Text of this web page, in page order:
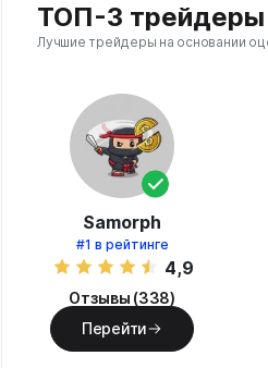
ТОП-3 трейдеры
Лучшие трейдеры на основании
Samorph
#1 в рейтинге
4,9
Отзывы (338)
Перейти